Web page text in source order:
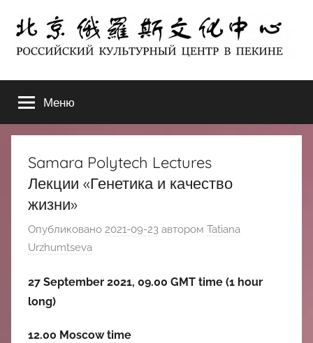
содержимому
北
京
俄
罗
斯
文
化
中
ЦЕНТР
В
ПЕКИНЕ
Меню
Samara Polytech Lectures
Лекции «Генетика и качество
жизни»
Опубликовано 2021-09-23 автором Tatiana
Urzhumtseva
27 September 2021, 09.00 GMT time (1 hour
long)
12.00 Moscow time